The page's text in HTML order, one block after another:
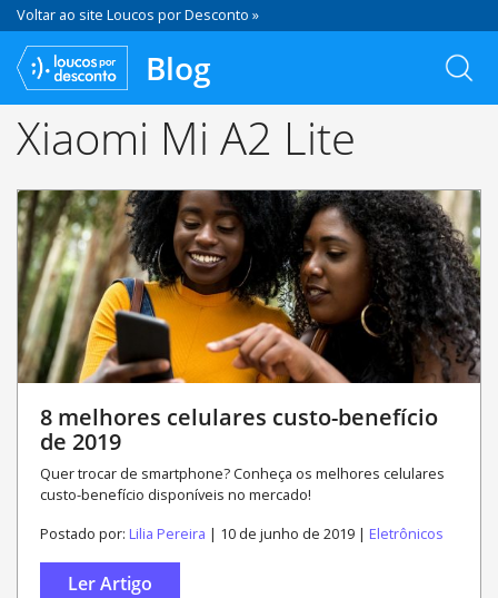
Voltar ao site Loucos por Desconto »
Blog
Xiaomi Mi A2 Lite
8 melhores celulares custo-benefício
de 2019
Quer trocar de smartphone? Conheça os melhores celulares
custo-benefício disponíveis no mercado!
Postado por: Lilia Pereira | 10 de junho de 2019 | Eletrônicos
Ler Artigo